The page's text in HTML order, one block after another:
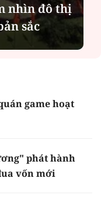
nhất toàn
game hoạt
phát hành
vốn mới